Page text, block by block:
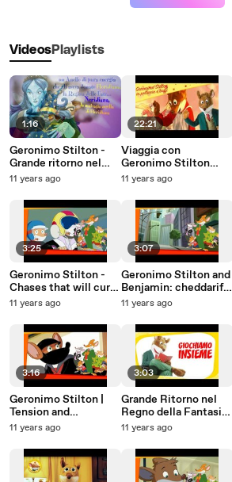
VideosPlaylists
1:16
Geronimo Stilton -
Grande ritorno nel
Regno della Fantasia
ufficiale
11 years ago
3:25
Geronimo Stilton -
Chases that will curl
your fur!
11 years ago
3:16
Geronimo Stilton |
Tension and
adventures: the most
11 years ago
22:21
Viaggia con
Geronimo Stilton
sulle orme di Marco
11 years ago
3:07
Geronimo Stilton and
Benjamin: cheddarific
adventures
NORWEGIAN
11 years ago
3:03
Grande Ritorno nel
Regno della Fantasia
- Giochiamo insieme
11 years ago